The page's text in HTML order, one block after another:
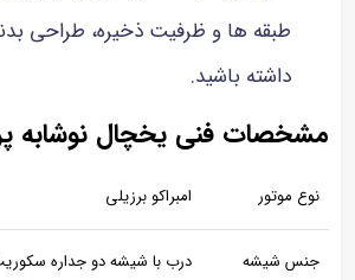
طبقه ها و ظرفیت ذخیره، طراحی
داشته باشید.
مشخصات فنی یخچال نوشابه
نوع موتور امبراکو برزیلی
جنس شیشه
درب با شیشه دو جداره